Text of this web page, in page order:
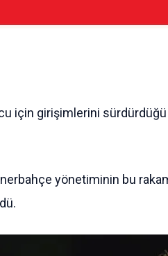
için girişimlerini
yönetiminin bu